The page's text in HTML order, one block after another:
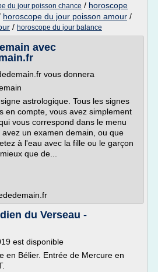
du jour poisson chance / horoscope
horoscope du jour poisson amour /
/ horoscope du jour balance
avec
vous donnera
astrologique. Tous les signes
en compte, vous avez simplement
vous correspond dans le menu
un examen demain, ou que
à l'eau avec la fille ou le garçon
que de...
du Verseau -
est disponible
en Bélier. Entrée de Mercure en